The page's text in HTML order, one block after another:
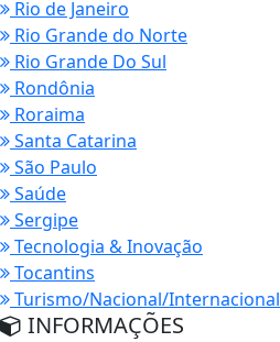
Rio de Janeiro
Rio Grande do Norte
Rio Grande Do Sul
Rondônia
Roraima
Santa Catarina
São Paulo
Saúde
Sergipe
Tecnologia & Inovação
Tocantins
Turismo/Nacional/Internacional
INFORMAÇÕES